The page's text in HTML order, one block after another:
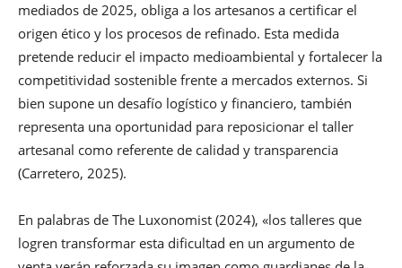
mediados de 2025, obliga a los artesanos a certificar el
origen ético y los procesos de refinado. Esta medida
pretende reducir el impacto medioambiental y fortalecer la
competitividad sostenible frente a mercados externos. Si
bien supone un desafío logístico y financiero, también
representa una oportunidad para reposicionar el taller
artesanal como referente de calidad y transparencia
(Carretero, 2025).
En palabras de The Luxonomist (2024), «los talleres que
logren transformar esta dificultad en un argumento de